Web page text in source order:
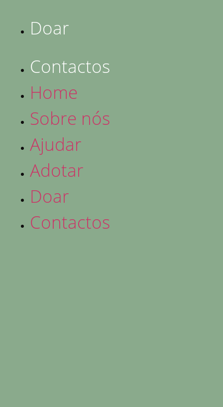
Doar
Contactos
Home
Sobre nós
Ajudar
Adotar
Doar
Contactos